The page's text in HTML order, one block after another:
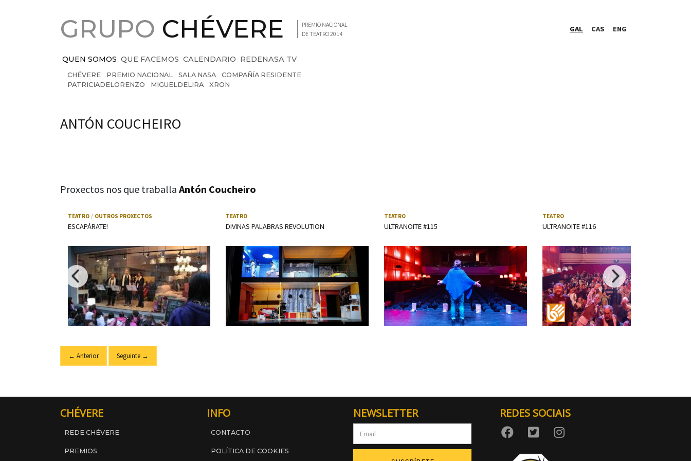
GRUPO CHÉVERE
PREMIO NACIONAL
DE TEATRO 2014
GAL CAS ENG
QUEN SOMOS
CHÉVERE PREMIO NACIONAL SALA NASA
COMPAÑÍA RESIDENTE
PATRICIADELORENZO
MIGUELDELIRA XRON
QUE FACEMOS CALENDARIO REDENASA TV
PersonsANTÓN COUCHEIRO
Proxectos nos que traballa Antón Coucheiro
Usa as teclas frecha esquerda e dereita para navegar; tamén podes usar os botóns Anterior/Seguinte.
TEATRO OUTROS PROXECTOS
ESCAPÁRATE!
TEATRO
DIVINAS PALABRAS REVOLUTION
TEATRO
ULTRANOITE #115
TEATRO
ULTRANOITE #116
LSE (Lingua de signos española)
← Anterior Seguinte →
CHÉVERE
REDE CHÉVERE
PREMIOS
INFO
CONTACTO
POLÍTICA DE COOKIES
NEWSLETTER REDES SOCIAIS